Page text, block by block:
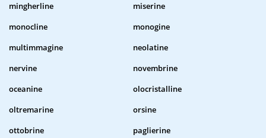
mingherline
miserine
monocline
monogine
multimmagine
neolatine
nervine
novembrine
oceanine
olocristalline
oltremarine
orsine
ottobrine
paglierine